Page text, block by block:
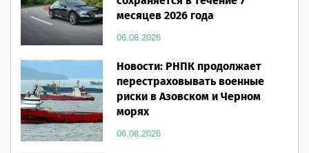
месяцев 2026 года
06.08.2026
Новости: РНПК продолжает
перестраховывать военные
риски в Азовском и Черном
морях
06.08.2026